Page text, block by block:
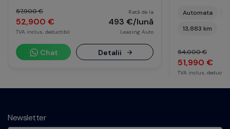
57,900 €
52,900 €
TVA inclus, deductibil
Rată de la
493 €/lună
Leasing Auto
Chat Detalii
Automata
13,883 km
54,000 €
51,990 €
TVA inclus,
Newsletter